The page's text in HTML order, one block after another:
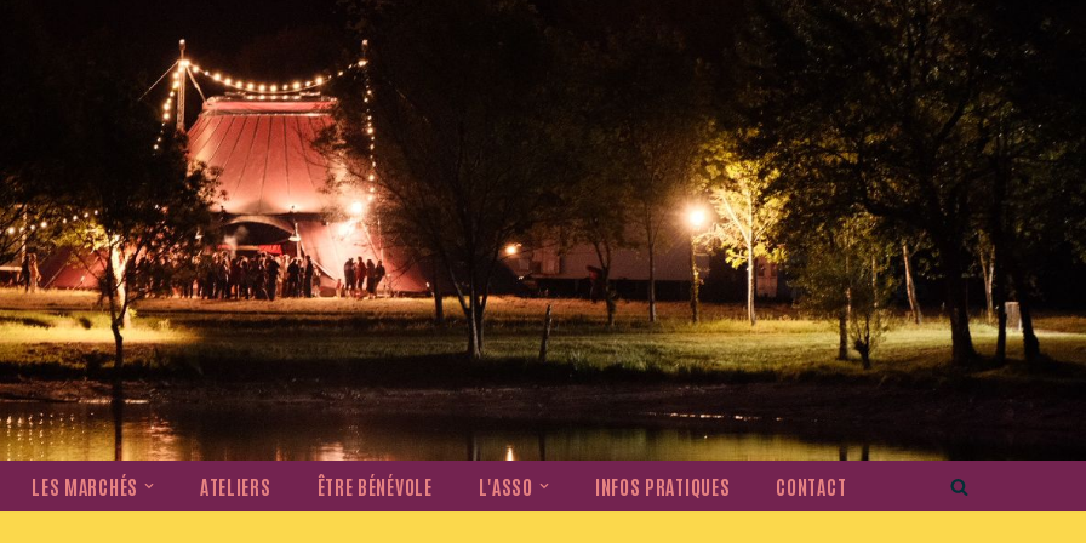
LES MARCHÉS ATELIERS ÊTRE BÉNÉVOLE L'ASSO INFOS PRATIQUES CONTACT